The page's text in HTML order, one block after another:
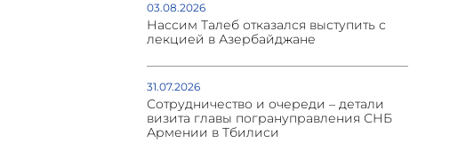
03.08.2026
Нассим Талеб отказался выступить с
лекцией в Азербайджане
31.07.2026
Сотрудничество и очереди – детали
визита главы погрануправления СНБ
Армении в Тбилиси